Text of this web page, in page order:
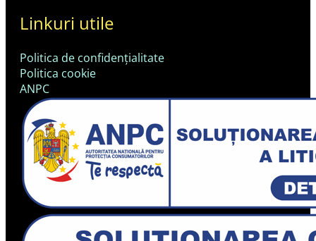
Linkuri utile
Politica de confidențialitate
Politica cookie
ANPC